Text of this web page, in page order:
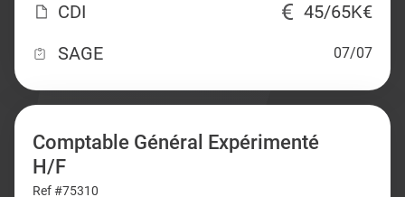
CDI
45/65K€
SAGE
07/07
Comptable Général Expérimenté
H/F
Ref #75310